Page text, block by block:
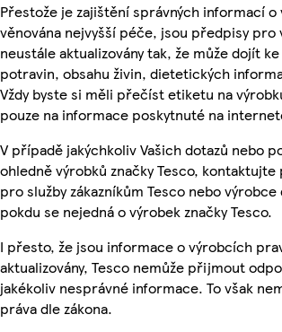
Přestože je zajištění správných informací
věnována nejvyšší péče, jsou předpisy
neustále aktualizovány tak, že může dojít
potravin, obsahu živin, dietetických
Vždy byste si měli přečíst etiketu na
pouze na informace poskytnuté na
V případě jakýchkoliv Vašich dotazů nebo
ohledně výrobků značky Tesco,
pro služby zákazníkům Tesco nebo
pokdu se nejedná o výrobek značky Tesco.
I přesto, že jsou informace o výrobcích
aktualizovány, Tesco nemůže přijmout
jakékoliv nesprávné informace. To však
práva dle zákona.